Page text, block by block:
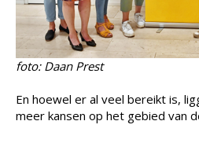
foto: Daan Prest
En hoewel er al veel bereikt is,
meer kansen op het gebied van